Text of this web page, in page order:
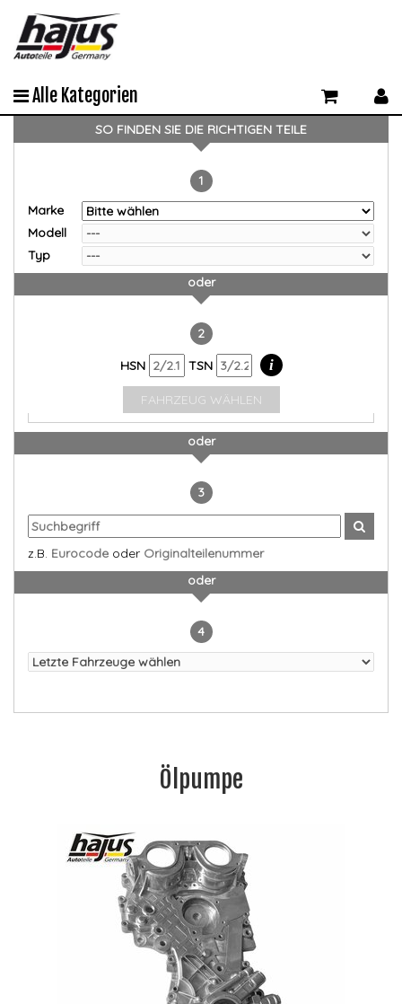
Alle Kategorien
SO FINDEN SIE DIE RICHTIGEN TEILE
1
Marke
Modell
Typ
oder
2
HSN
TSN i
FAHRZEUG WÄHLEN
oder
3
z.B. Eurocode oder Originalteilenummer
oder
4
Ölpumpe